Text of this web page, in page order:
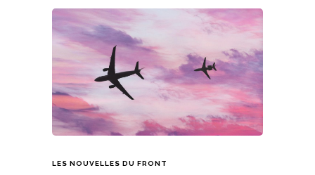
LES NOUVELLES DU FRONT